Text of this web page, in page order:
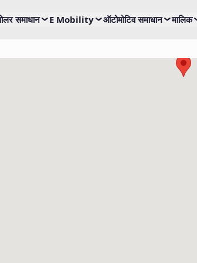
समाधान E Mobility ऑटोमोटिव समाधान मालिक